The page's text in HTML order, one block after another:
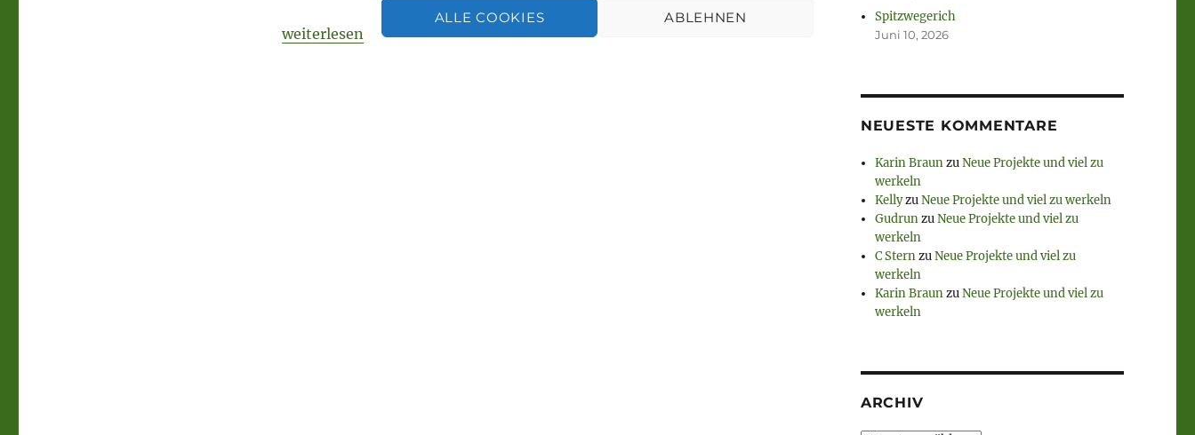
ALLE COOKIES ABLEHNEN
„Wohnen wie im Gartenhäuschen. Das ist wohltuend und anregend.“
weiterlesen
Spitzwegerich
Juni 10, 2026
NEUESTE KOMMENTARE
Karin BraunzuNeue Projekte und viel zu
werkeln
KellyzuNeue Projekte und viel zu werkeln
GudrunzuNeue Projekte und viel zu
werkeln
C SternzuNeue Projekte und viel zu
werkeln
Karin BraunzuNeue Projekte und viel zu
werkeln
ARCHIV